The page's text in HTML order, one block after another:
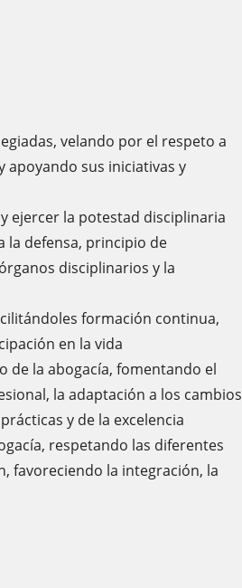
velando por el respeto a
apoyando sus iniciativas y
ejercer la potestad disciplinaria
la defensa, principio de
disciplinarios y la
formación continua,
en la vida
de la abogacía, fomentando el
la adaptación a los cambios
y de la excelencia
respetando las diferentes
favoreciendo la integración, la